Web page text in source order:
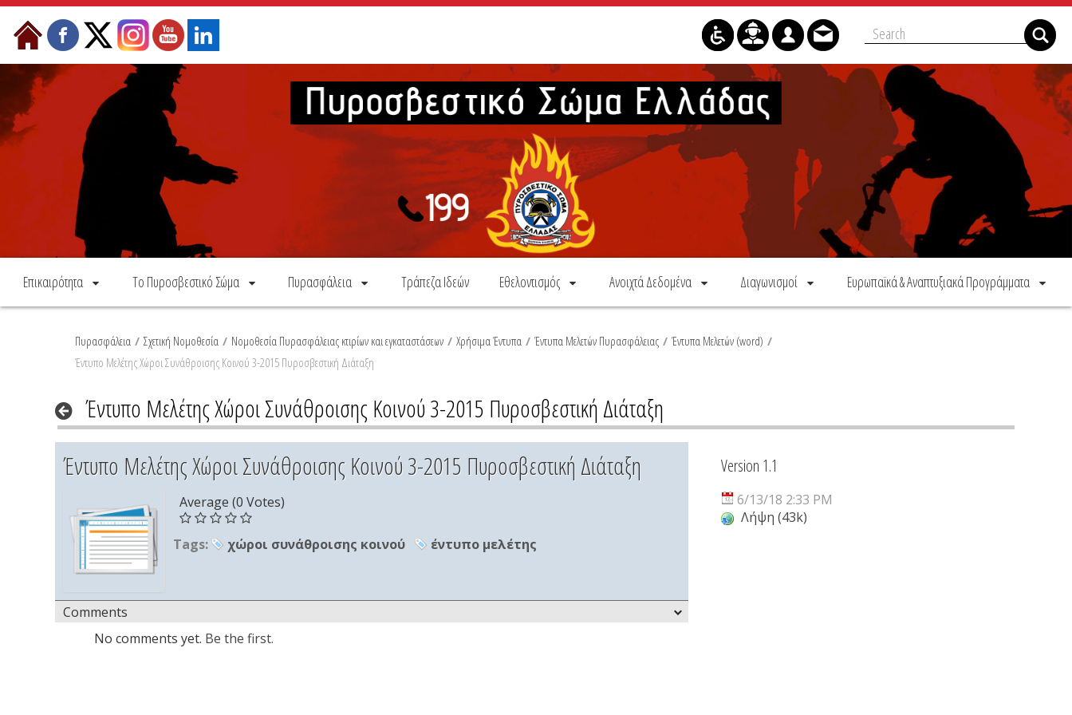
Skip to Content
Επικαιρότητα Το Πυροσβεστικό Σώμα Πυρασφάλεια Τράπεζα Ιδεών Εθελοντισμός Ανοιχτά Δεδομένα Διαγωνισμοί Ευρωπαϊκά & Αναπτυξιακά Προγράμματα
Πυρασφάλεια / Σχετική Νομοθεσία / Νομοθεσία Πυρασφάλειας κτιρίων και εγκαταστάσεων / Χρήσιμα Έντυπα / Έντυπα Μελετών Πυρασφάλειας / Έντυπα Μελετών (word) /
Έντυπο Μελέτης Χώροι Συνάθροισης Κοινού 3-2015 Πυροσβεστική Διάταξη
Έντυπο Μελέτης Χώροι Συνάθροισης Κοινού 3-2015 Πυροσβεστική Διάταξη
Έντυπο Μελέτης Χώροι Συνάθροισης Κοινού 3-2015 Πυροσβεστική Διάταξη
Average (0 Votes)
Tags: χώροι συνάθροισης κοινού έντυπο μελέτης
Comments
No comments yet. Be the first.
Version 1.1
6/13/18 2:33 PM
Λήψη (43k)